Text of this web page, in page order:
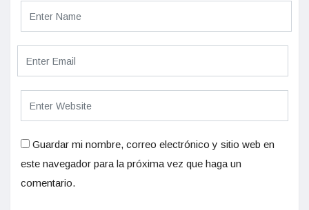
Guardar mi nombre, correo electrónico y sitio web en
este navegador para la próxima vez que haga un
comentario.